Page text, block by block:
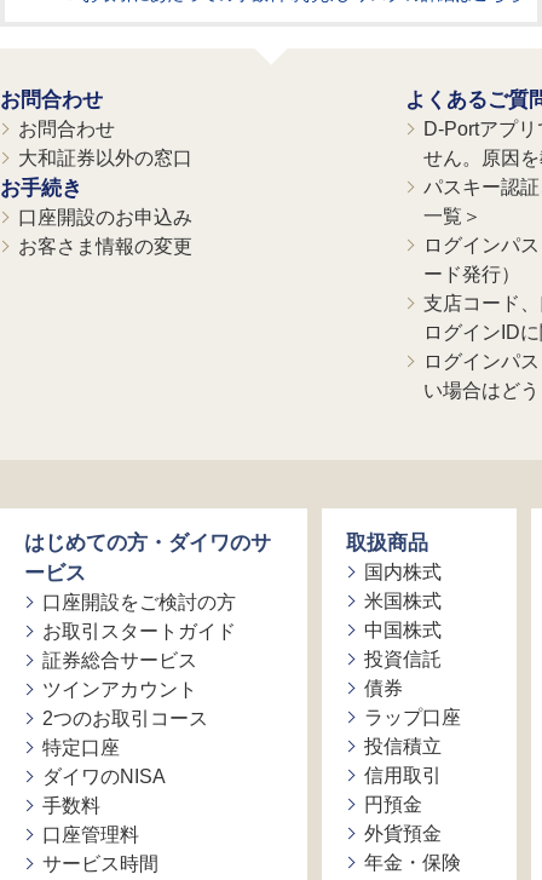
お問合わせ
お問合わせ
大和証券以外の窓口
お手続き
口座開設のお申込み
お客さま情報の変更
よくあるご質
D-Portアプ
せん。原因
パスキー認
一覧＞
ログインパ
ード発行）
支店コード
ログインID
ログインパ
い場合はど
はじめての方・ダイワのサ
ービス
口座開設をご検討の方
お取引スタートガイド
証券総合サービス
ツインアカウント
2つのお取引コース
特定口座
ダイワのNISA
手数料
口座管理料
サービス時間
取扱商品
国内株式
米国株式
中国株式
投資信託
債券
ラップ口座
投信積立
信用取引
円預金
外貨預金
年金・保険